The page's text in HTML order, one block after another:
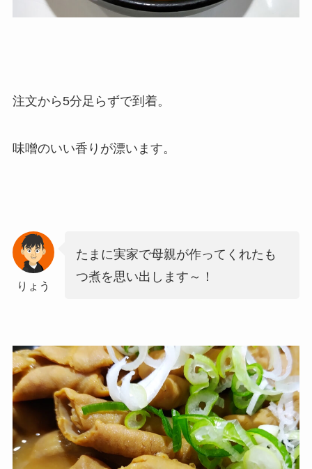
注文から5分足らずで到着。
味噌のいい香りが漂います。
りょう
たまに実家で母親が作ってくれたも
つ煮を思い出します～！